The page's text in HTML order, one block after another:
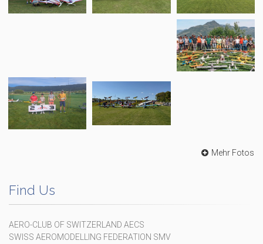
Mehr Fotos
Find Us
AERO-CLUB OF SWITZERLAND AECS
SWISS AEROMODELLING FEDERATION SMV